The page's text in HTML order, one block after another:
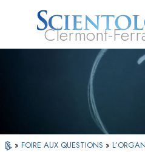
Clermont-
Qu’est-ce que la
Scientologie ?
» FOIRE AUX QUESTIONS »